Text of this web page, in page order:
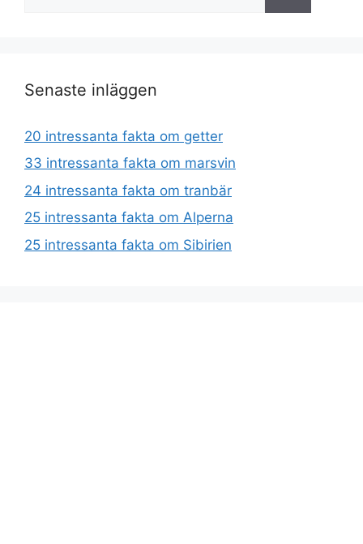
efter:
Senaste inläggen
20 intressanta fakta om getter
33 intressanta fakta om marsvin
24 intressanta fakta om tranbär
25 intressanta fakta om Alperna
25 intressanta fakta om Sibirien